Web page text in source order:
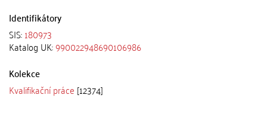
Identifikátory
SIS:180973
Katalog UK:990022948690106986
Kolekce
Kvalifikační práce [12374]